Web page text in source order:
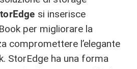
si inserisce
per migliorare la
compromettere l’elegante
StorEdge ha una forma